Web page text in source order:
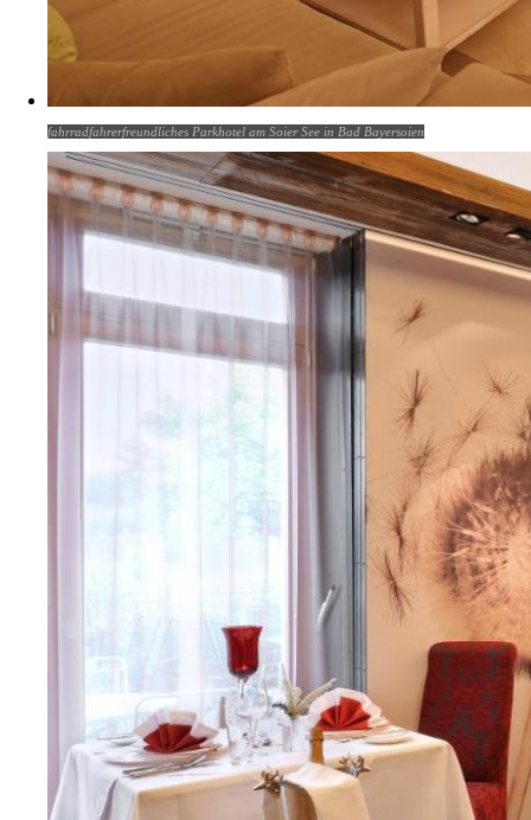
fahrradfahrerfreundliches Parkhotel am Soier See in Bad Bayersoien